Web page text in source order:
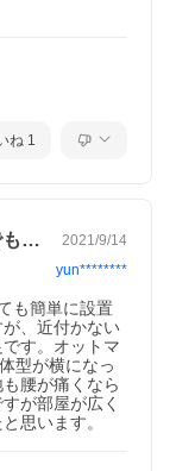
ね 1
足だけ取り付ければ使え、女性1人でもと… 2021/9/14
yun********
も簡単に設置
、近付かない
す。オットマ
型が横になっ
腰が痛くなら
が部屋が広く
思います。